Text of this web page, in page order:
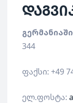
344
ფაქსი: +49
ელ.ფოსტა: